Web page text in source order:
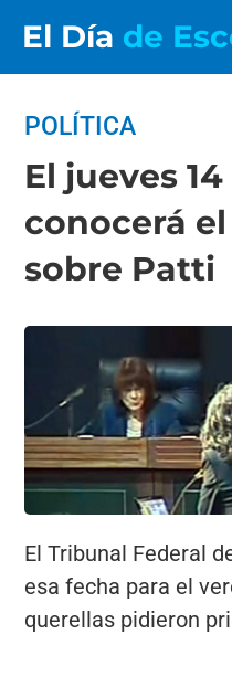
El Día de
POLÍTICA
El jueves
conocerá
sobre Patti
El Tribunal Federal
esa fecha para el
querellas pidieron